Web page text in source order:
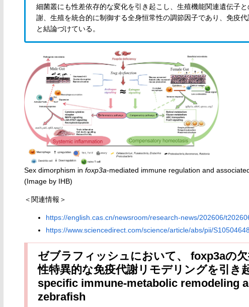
細菌叢にも性差依存的な変化を引き起こし、生殖機能関連遺伝子
謝、生殖を統合的に制御する全身恒常性の調節因子であり、免疫
と結論づけている。
Sex dimorphism in foxp3a-mediated immune regulation and
(Image by IHB)
＜関連情報＞
https://english.cas.cn/newsroom/research-news/202606/
https://www.sciencedirect.com/science/article/abs/pii/
ゼブラフィッシュにおいて、 foxp3aの
性特異的な免疫代謝リモデリングを引
specific immune-metabolic remodeling
zebrafish